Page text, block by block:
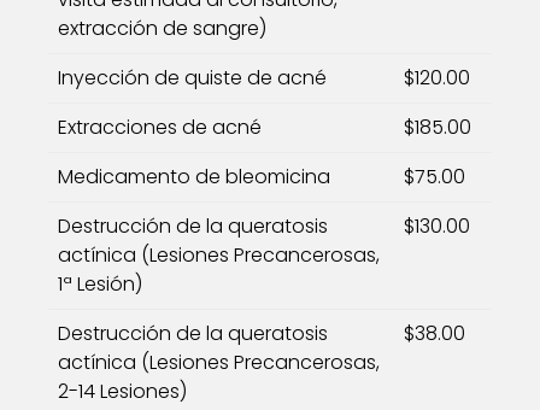
extracción de sangre)
Inyección de quiste de acné
$120.00
Extracciones de acné
$185.00
Medicamento de bleomicina
$75.00
Destrucción de la queratosis
actínica (Lesiones Precancerosas,
1ª Lesión)
$130.00
Destrucción de la queratosis
actínica (Lesiones Precancerosas,
2-14 Lesiones)
$38.00